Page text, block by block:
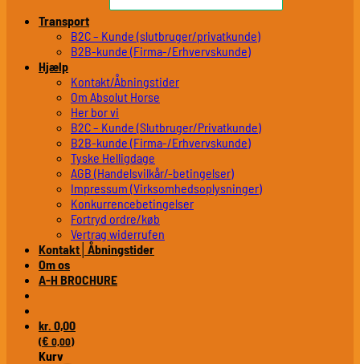
Transport
B2C – Kunde (slutbruger/privatkunde)
B2B-kunde (Firma-/Erhvervskunde)
Hjælp
Kontakt/Åbningstider
Om Absolut Horse
Her bor vi
B2C – Kunde (Slutbruger/Privatkunde)
B2B-kunde (Firma-/Erhvervskunde)
Tyske Helligdage
AGB (Handelsvilkår/-betingelser)
Impressum (Virksomhedsoplysninger)
Konkurrencebetingelser
Fortryd ordre/køb
Vertrag widerrufen
Kontakt│Åbningstider
Om os
A-H BROCHURE
kr. 0,00
(€ 0,00)
Kurv